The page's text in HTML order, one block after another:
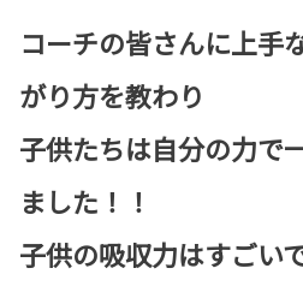
コーチの皆さんに上手
がり方を教わり
子供たちは自分の力で
ました！！
子供の吸収力はすごい